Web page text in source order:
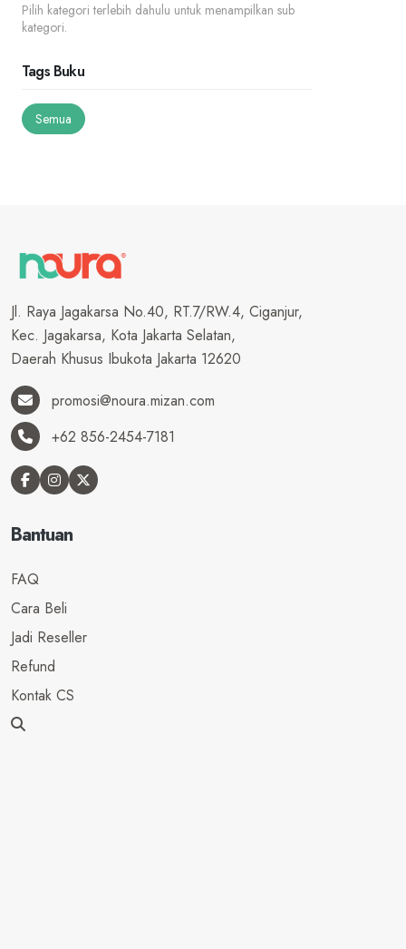
Pilih kategori terlebih dahulu untuk menampilkan sub
kategori.
Tags Buku
Semua
Jl. Raya Jagakarsa No.40, RT.7/RW.4, Ciganjur,
Kec. Jagakarsa, Kota Jakarta Selatan,
Daerah Khusus Ibukota Jakarta 12620
promosi@noura.mizan.com
+62 856-2454-7181
Bantuan
FAQ
Cara Beli
Jadi Reseller
Refund
Kontak CS